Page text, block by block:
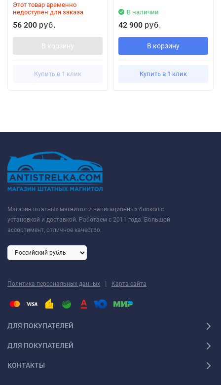
Этот товар временно
недоступен для заказа
56 200 руб.
В корзину
Купить в 1 клик
В наличии
42 900 руб.
В корзину
Купить в 1 клик
Магазин штатных магнитол и навигационных блоков с
установкой и доставкой. Работаем с 2011 года. Большой
ассортимент, отличное качество.
Политика персональных данных | Карта сайта
ДЛЯ ПОКУПАТЕЛЕЙ
ДЛЯ ПОКУПАТЕЛЕЙ
КОНТАКТЫ